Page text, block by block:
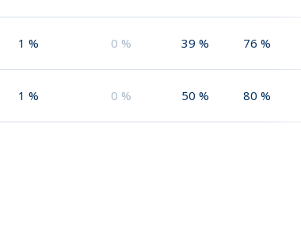
1 % 0 % 39 % 76 %
1 % 0 % 50 % 80 %